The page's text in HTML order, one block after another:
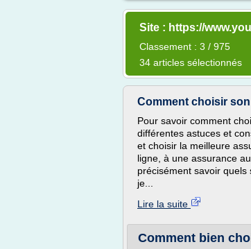
Site : https://
Classement : 3 / 975
34 articles sélectionnés
Comment choisir
Pour savoir comment
différentes astuces et
et choisir la meilleure
ligne, à une assurance
précisément savoir
je...
Lire la suite
Comment bien